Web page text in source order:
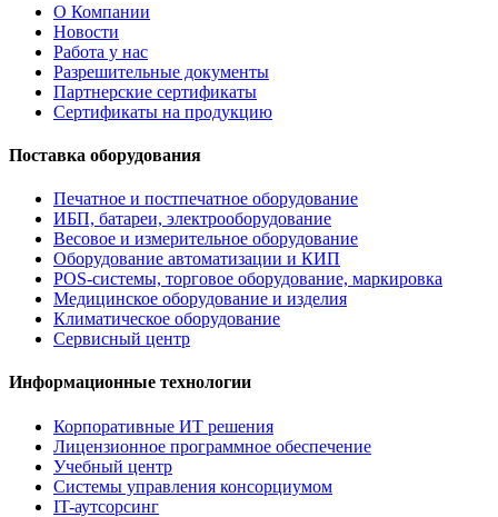
О Компании
Новости
Работа у нас
Разрешительные документы
Партнерские сертификаты
Сертификаты на продукцию
Поставка оборудования
Печатное и постпечатное оборудование
ИБП, батареи, электрооборудование
Весовое и измерительное оборудование
Оборудование автоматизации и КИП
POS-системы, торговое оборудование, маркировка
Медицинское оборудование и изделия
Климатическое оборудование
Сервисный центр
Информационные технологии
Корпоративные ИТ решения
Лицензионное программное обеспечение
Учебный центр
Системы управления консорциумом
IT-аутсорсинг